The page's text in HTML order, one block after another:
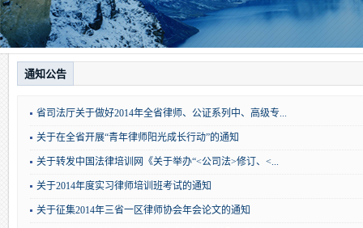
通知公告
省司法厅关于做好2014年全省律师、公证系列中、高级专...
关于在全省开展“青年律师阳光成长行动”的通知
关于转发中国法律培训网《关于举办“<公司法>修订、<...
关于2014年度实习律师培训班考试的通知
关于征集2014年三省一区律师协会年会论文的通知